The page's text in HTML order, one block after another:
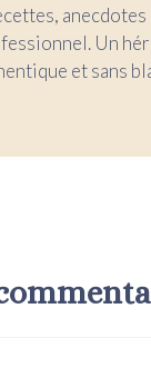
anecdotes
Un
et sans